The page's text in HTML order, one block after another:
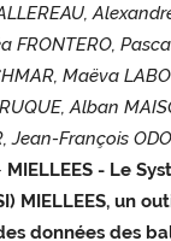
FRONTERO,
Maëva
Alban
Jean-François
MIELLEES - Le
MIELLEES, un
données des